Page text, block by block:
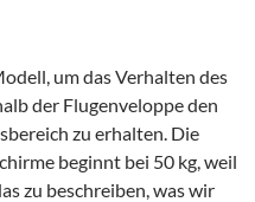
um das Verhalten des
der Flugenveloppe den
zu erhalten. Die
beginnt bei 50 kg, weil
zu beschreiben, was wir